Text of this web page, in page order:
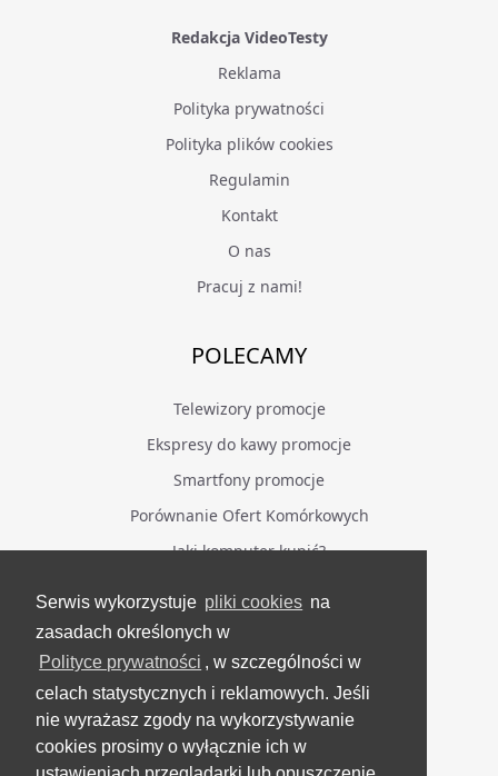
Serwis wykorzystuje pliki cookies na
zasadach określonych w
Polityce prywatności , w szczególności w
celach statystycznych i reklamowych. Jeśli
nie wyrażasz zgody na wykorzystywanie
cookies prosimy o wyłącznie ich w
Redakcja VideoTesty
Reklama
Polityka prywatności
Polityka plików cookies
Regulamin
Kontakt
O nas
Pracuj z nami!
POLECAMY
Telewizory promocje
Ekspresy do kawy promocje
Smartfony promocje
Porównanie Ofert Komórkowych
Jaki komputer kupić?
BĄDŹ NA BIEŻĄCO
Facebook
Grupa Testerzy Videotestów
YouTube